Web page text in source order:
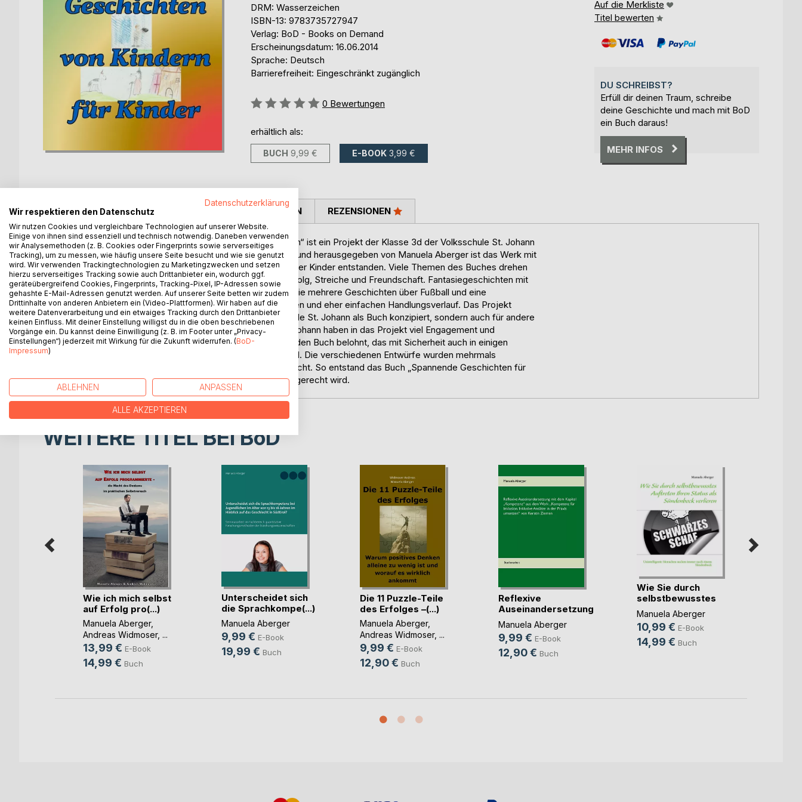
DRM: Wasserzeichen
ISBN-13: 9783735727947
Verlag: BoD - Books on Demand
Erscheinungsdatum: 16.06.2014
Sprache: Deutsch
Barrierefreiheit: Eingeschränkt zugänglich
Bewertung::
0 Bewertungen
erhältlich als:
BUCH 9,99 € E-BOOK 3,99 €
Auf die Merkliste
Titel bewerten
DU SCHREIBST?
Erfüll dir deinen Traum, schreibe
deine Geschichte und mach mit BoD
ein Buch daraus!
MEHR INFOS
BESCHREIBUNG
Das Buch „Spannende Geschichten für Kinder von Kindern“ ist ein Projekt der Klasse 3d der Volksschule St. Johann
in Tirol aus dem Jahr 2014. Geordnet, inhaltlich ausgebaut und herausgegeben von Manuela Aberger ist das Werk mit
Hilfe der Schulleiterin, dem Klassenlehrer und den Eltern der Kinder entstanden. Viele Themen des Buches drehen
sich um Zwischenmenschliches, um Erfolg sowie Misserfolg, Streiche und Freundschaft. Fantasiegeschichten mit
Einhörnern und Hexen finden sich in dem Band genauso wie mehrere Geschichten über Fußball und eine
Agentengeschichte. Die Texte folgen einem kindgerechten und eher einfachen Handlungsverlauf. Das Projekt
wurde nicht nur für die Eltern der Klasse 3d der Volksschule St. Johann als Buch konzipiert, sondern auch für andere
interessierte Kinder und Erwachsene. Die Kinder aus St. Johann haben in das Projekt viel Engagement und
Kreativität fließen lassen. Ihr Fleiß wird mit dem vorliegenden Buch belohnt, das mit Sicherheit auch in einigen
Jahren noch eine schöne Erinnerung für sie darstellen wird. Die verschiedenen Entwürfe wurden mehrmals
verbessert und schließlich in ihrer besten Form veröffentlicht. So entstand das Buch „Spannende Geschichten für
Kinder von Kindern“, das seinem Namen in jeder Hinsicht gerecht wird.
AUTOR/IN PRESSESTIMMEN REZENSIONEN
WEITERE TITEL BEIBoD
Wie ich mich selbst
auf Erfolg pro(...)
Manuela Aberger,
Andreas Widmoser, ...
13,99 € E-Book
14,99 € Buch
Unterscheidet sich
die Sprachkompe(...)
Manuela Aberger
9,99 € E-Book
19,99 € Buch
Die 11 Puzzle-Teile
des Erfolges –(...)
Manuela Aberger,
Andreas Widmoser, ...
9,99 € E-Book
12,90 € Buch
Reflexive
Auseinandersetzung
mit d(...)
Manuela Aberger
9,99 € E-Book
12,90 € Buch
Wie Sie durch
selbstbewusstes
Auft(...)
Manuela Aberger
10,99 € E-Book
14,99 € Buch
Datenschutzerklärung
Wir respektieren den Datenschutz
Wir nutzen Cookies und vergleichbare Technologien auf unserer Website.
Einige von ihnen sind essenziell und technisch notwendig. Daneben verwenden
wir Analysemethoden (z. B. Cookies oder Fingerprints sowie serverseitiges
Tracking), um zu messen, wie häufig unsere Seite besucht und wie sie genutzt
wird. Wir verwenden Trackingtechnologien zu Marketingzwecken und setzen
hierzu serverseitiges Tracking sowie auch Drittanbieter ein, wodurch ggf.
geräteübergreifend Cookies, Fingerprints, Tracking-Pixel, IP-Adressen sowie
gehashte E-Mail-Adressen genutzt werden. Auf unserer Seite betten wir zudem
Drittinhalte von anderen Anbietern ein (Video-Plattformen). Wir haben auf die
weitere Datenverarbeitung und ein etwaiges Tracking durch den Drittanbieter
keinen Einfluss. Mit deiner Einstellung willigst du in die oben beschriebenen
Vorgänge ein. Du kannst deine Einwilligung (z. B. im Footer unter „Privacy-
Einstellungen“) jederzeit mit Wirkung für die Zukunft widerrufen. (BoD-
Impressum)
ABLEHNEN ANPASSEN
ALLE AKZEPTIEREN